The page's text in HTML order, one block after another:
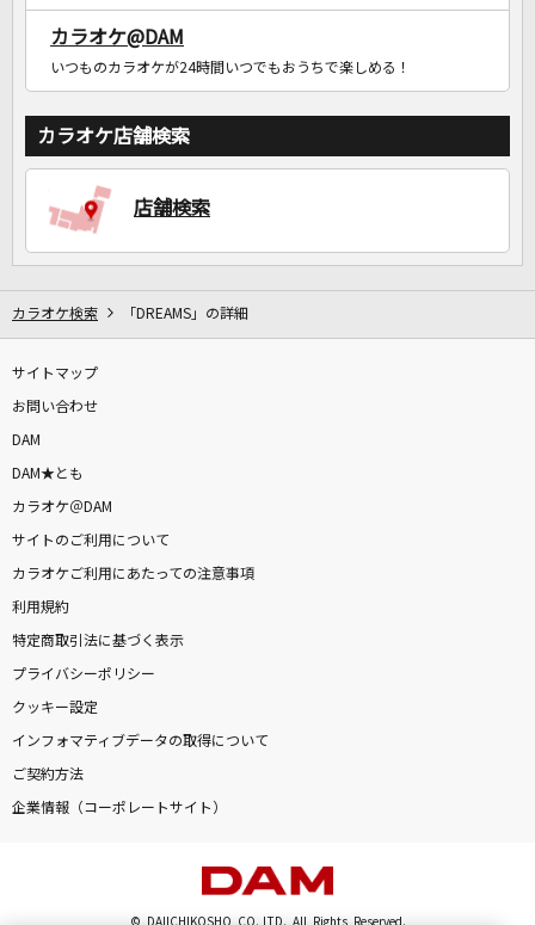
カラオケ@DAM
いつものカラオケが24時間いつでもおうちで楽しめる！
カラオケ店舗検索
店舗検索
カラオケ検索 「DREAMS」の詳細
サイトマップ
お問い合わせ
DAM
DAM★とも
カラオケ＠DAM
サイトのご利用について
カラオケご利用にあたっての注意事項
利用規約
特定商取引法に基づく表示
プライバシーポリシー
クッキー設定
インフォマティブデータの取得について
ご契約方法
企業情報（コーポレートサイト）
© DAIICHIKOSHO CO.,LTD. All Rights Reserved.